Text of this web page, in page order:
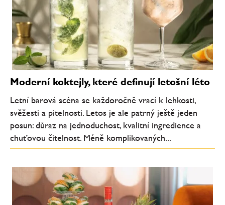
Moderní koktejly, které definují letošní léto
Letní barová scéna se každoročně vrací k lehkosti,
svěžesti a pitelnosti. Letos je ale patrný ještě jeden
posun: důraz na jednoduchost, kvalitní ingredience a
chuťovou čitelnost. Méně komplikovaných...